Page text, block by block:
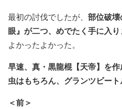
最初の討伐でしたが、 部位破
眼』が二つ、めでたく手に入り
よかったよかった。
早速、真・黒龍棍【天帝】を作
虫はもちろん、グランツビート
＜前＞